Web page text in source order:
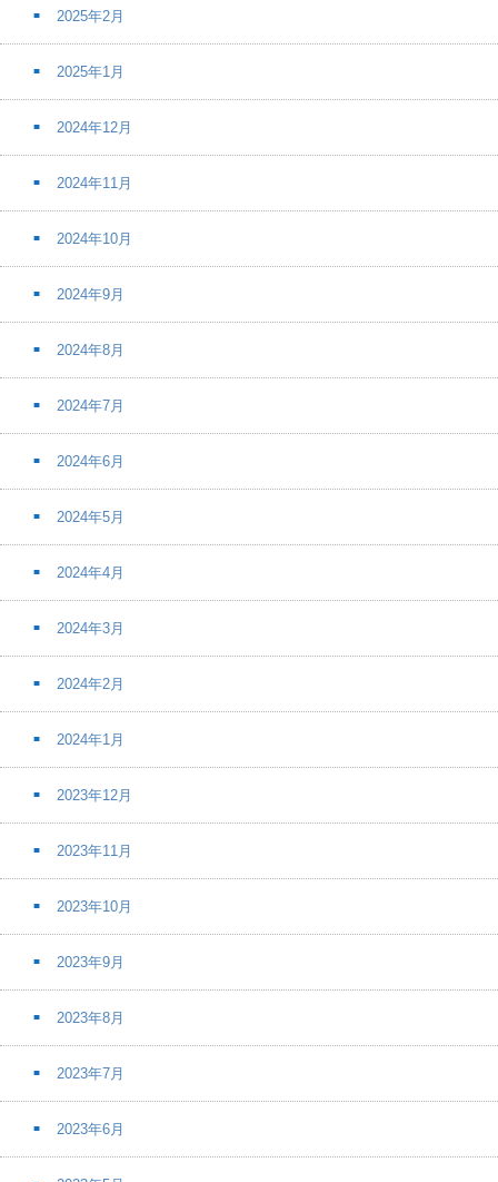
2025年2月
2025年1月
2024年12月
2024年11月
2024年10月
2024年9月
2024年8月
2024年7月
2024年6月
2024年5月
2024年4月
2024年3月
2024年2月
2024年1月
2023年12月
2023年11月
2023年10月
2023年9月
2023年8月
2023年7月
2023年6月